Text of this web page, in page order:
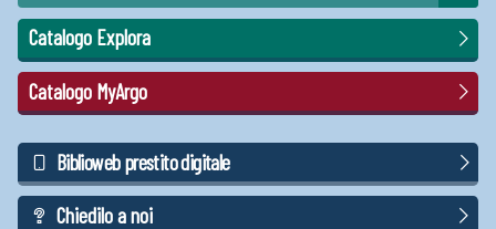
Catalogo Explora
Catalogo MyArgo
Biblioweb prestito digitale
Chiedilo a noi